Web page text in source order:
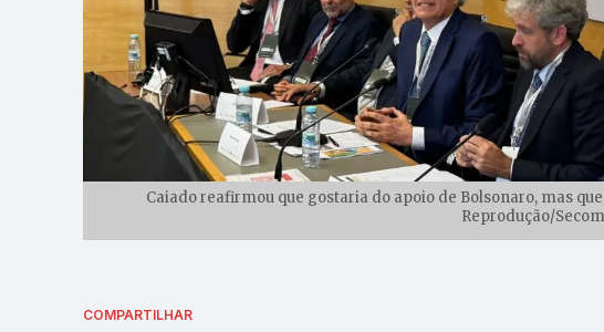
Caiado reafirmou que gostaria do apoio de Bolsonaro, mas
Reprodução/Secom
COMPARTILHAR